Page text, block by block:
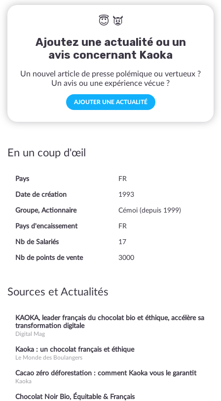
😇 👿
Ajoutez une actualité ou un
avis concernant Kaoka
Un nouvel article de presse polémique ou vertueux ?
Un avis ou une expérience vécue ?
AJOUTER UNE ACTUALITÉ
En un coup d'œil
Pays FR
Date de création 1993
Groupe, Actionnaire Cémoi (depuis 1999)
Pays d'encaissement FR
Nb de Salariés 17
Nb de points de vente 3000
Sources et Actualités
KAOKA, leader français du chocolat bio et éthique, accélère sa
transformation digitale
Digital Mag
Kaoka : un chocolat français et éthique
Le Monde des Boulangers
Cacao zéro déforestation : comment Kaoka vous le garantit
Kaoka
Chocolat Noir Bio, Équitable & Français